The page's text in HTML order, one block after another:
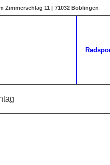
Zimmerschlag 11 | 71032 Böblingen